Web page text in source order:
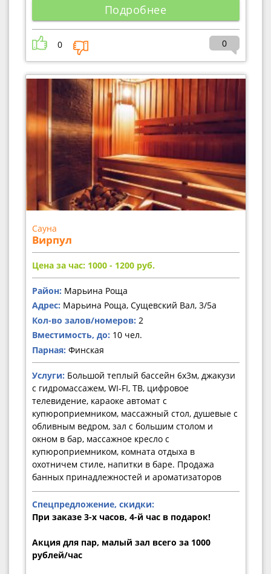
Подробнее
0 0
Сауна
Вирпул
Цена за час: 1000 - 1200 руб.
Район: Марьина Роща
Адрес: Марьина Роща, Сущевский Вал, 3/5а
Кол-во залов/номеров: 2
Вместимость, до: 10 чел.
Парная: Финская
Услуги: Большой теплый бассейн 6х3м, джакузи
с гидромассажем, WI-FI, ТВ, цифровое
телевидение, караоке автомат с
купюроприемником, массажный стол, душевые с
обливным ведром, зал с большим столом и
окном в бар, массажное кресло с
купюроприемником, комната отдыха в
охотничем стиле, напитки в баре. Продажа
банных принадлежностей и ароматизаторов
Спецпредложение, скидки:
При заказе 3-х часов, 4-й час в подарок!
Акция для пар, малый зал всего за 1000
рублей/час